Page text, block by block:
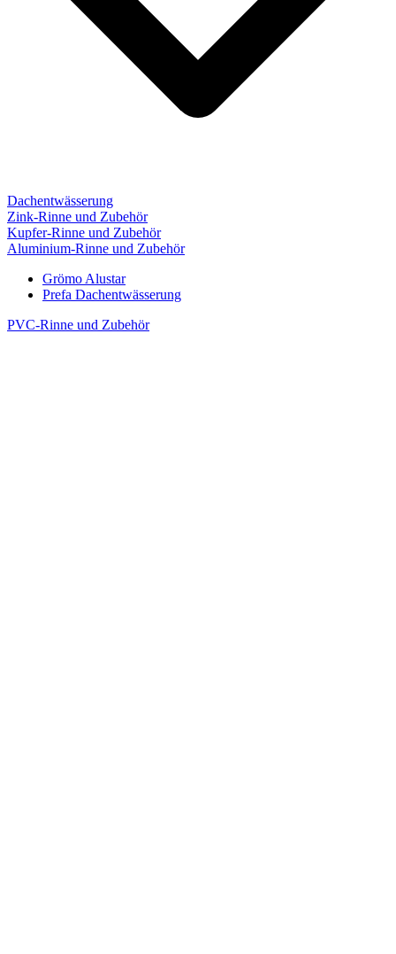
Dachentwässerung
Zink-Rinne und Zubehör
Kupfer-Rinne und Zubehör
Aluminium-Rinne und Zubehör
Grömo Alustar
Prefa Dachentwässerung
PVC-Rinne und Zubehör